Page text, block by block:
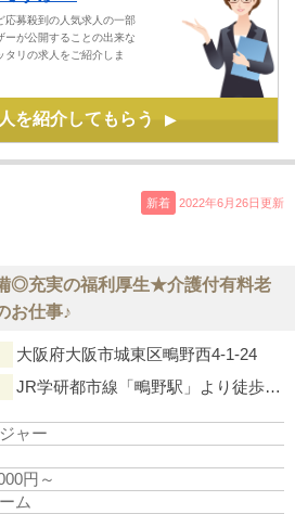
応募殺到の人気求人の一部
ーが公開することの出来な
タリの求人をご紹介しま
を紹介してもらう ▶
新着 2022年6月26日更新
◎充実の福利厚生★介護付有料老
お仕事♪
大阪府大阪市城東区鴫野西4-1-24
JR学研都市線「鴫野駅」より徒歩6分
ャー
円～
ム